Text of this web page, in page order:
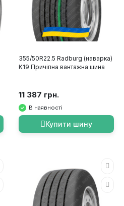
355/50R22.5 Radburg (наварка)
K19 Причіпна вантажна шина
11 387 грн.
В наявності
Купити шину